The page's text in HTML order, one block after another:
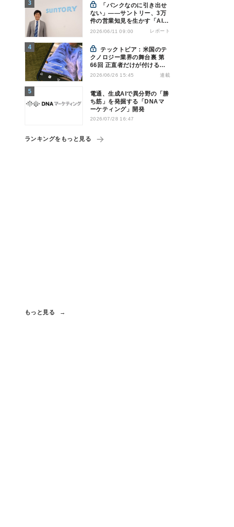
ない」――サントリー、3万
件の営業知見を生かす「AI軍
師」とは
2026/06/11 09:00 レポート
テックトピア：米国のテ
クノロジー業界の舞台裏 第
66回 正直者だけが付けるAI
ラベル - Instagramの透明性
2026/06/26 15:45 連載
電通、生成AIで異分野の「勝
ち筋」を発掘する「DNAマ
ーケティング」開発
2026/07/28 16:47
ランキングをもっと見る
もっと見る